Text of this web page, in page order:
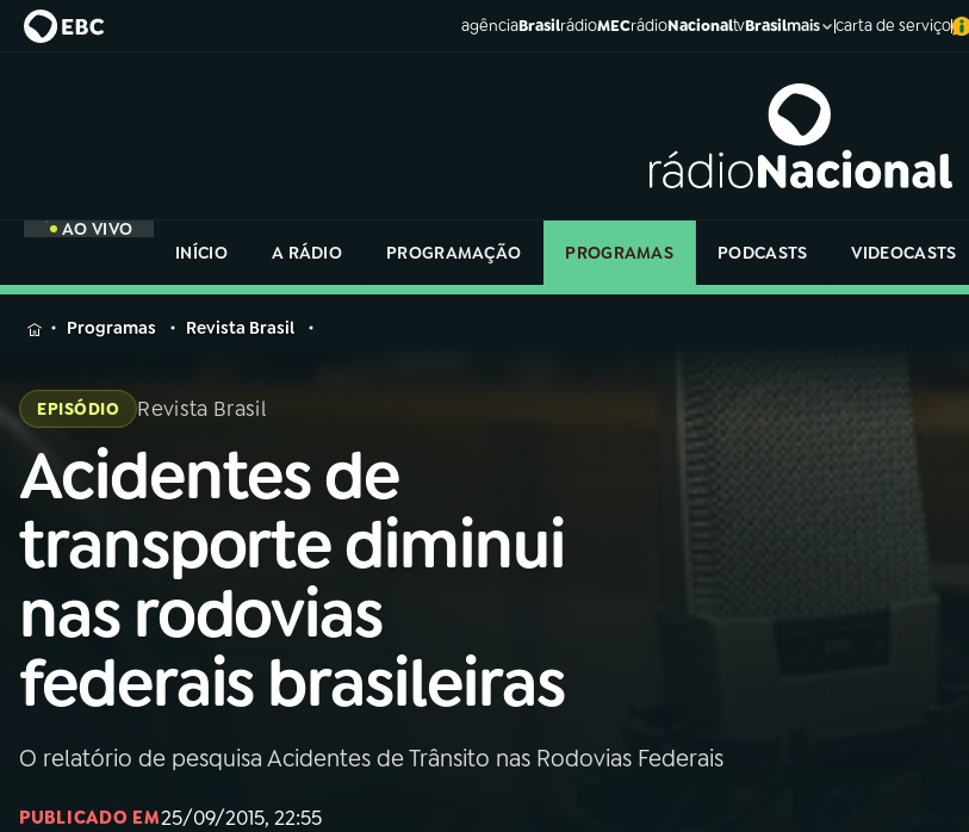
agênciaBrasilrádioMECrádioNacionaltvBrasilmais carta de serviço
AO VIVO
INÍCIO
A RÁDIO PROGRAMAÇÃO PROGRAMAS PODCASTS VIDEOCASTS
MENU
Buscar
na
Rádio
Nacional
AO VIVO
01 INÍCIO
02A RÁDIO
03PROGRAMAÇÃO
na
Rádio
Nacional
Programas Revista Brasil
EPISÓDIO Revista Brasil
Acidentes de
transporte diminui
nas rodovias
federais brasileiras
O relatório de pesquisa Acidentes de Trânsito nas Rodovias Federais
PUBLICADO EM25/09/2015, 22:55